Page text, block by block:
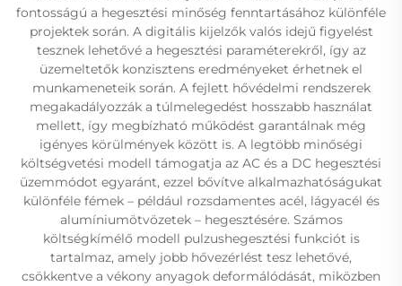
fontosságú a hegesztési minőség fenntartásához különféle
projektek során. A digitális kijelzők valós idejű figyelést
tesznek lehetővé a hegesztési paraméterekről, így az
üzemeltetők konzisztens eredményeket érhetnek el
munkameneteik során. A fejlett hővédelmi rendszerek
megakadályozzák a túlmelegedést hosszabb használat
mellett, így megbízható működést garantálnak még
igényes körülmények között is. A legtöbb minőségi
költségvetési modell támogatja az AC és a DC hegesztési
üzemmódot egyaránt, ezzel bővítve alkalmazhatóságukat
különféle fémek – például rozsdamentes acél, lágyacél és
alumíniumötvözetek – hegesztésére. Számos
költségkímélő modell pulzushegesztési funkciót is
tartalmaz, amely jobb hővezérlést tesz lehetővé,
csökkentve a vékony anyagok deformálódását, miközben